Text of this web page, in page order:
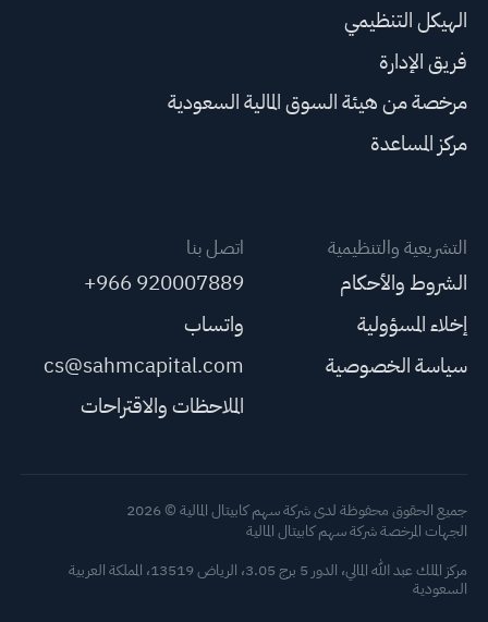
الهيكل التنظيمي
فريق الإدارة
مرخصة من هيئة السوق المالية السعودية
مركز المساعدة
التشريعية والتنظيمية
الشروط والأحكام
إخلاء المسؤولية
سياسة الخصوصية
اتصل بنا
+966 920007889
واتساب
cs@sahmcapital.com
الملاحظات والاقتراحات
جميع الحقوق محفوظة لدى شركة سهم كابيتال المالية © 2026
الجهات المرخصة شركة سهم كابيتال المالية
مركز الملك عبد الله المالي، الدور 5 برج 3.05، الرياض 13519، المملكة العربية
السعودية